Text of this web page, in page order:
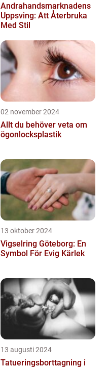
Andrahandsmarknadens
Uppsving: Att Återbruka
Med Stil
02 november 2024
Allt du behöver veta om
ögonlocksplastik
13 oktober 2024
Vigselring Göteborg: En
Symbol För Evig Kärlek
13 augusti 2024
Tatueringsborttagning i